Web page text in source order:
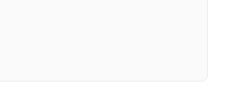
il
Consegna sabato